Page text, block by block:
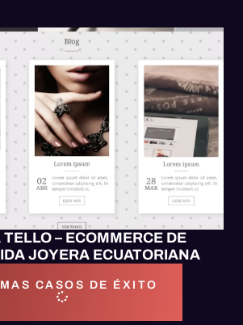
MOBILE UX/UI
SITIO WEB
– ECOMMERCE DE
JOYERA ECUATORIANA
CASOS DE ÉXITO